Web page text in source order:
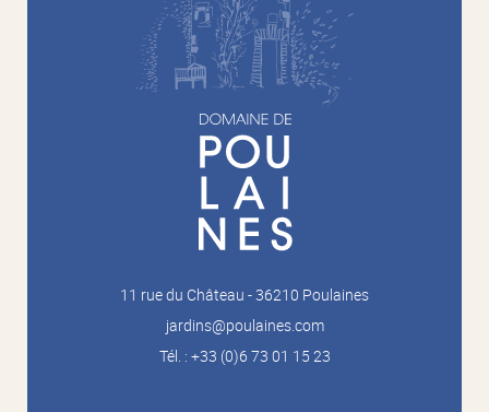
11 rue du Château - 36210 Poulaines
jardins@poulaines.com
Tél. : +33 (0)6 73 01 15 23